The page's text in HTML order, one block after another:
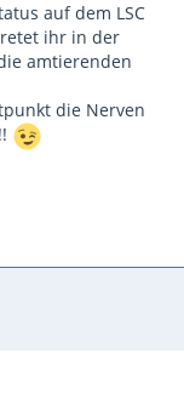
auf dem LSC
ihr in der
amtierenden
die Nerven